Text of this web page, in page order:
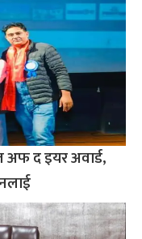
अफ द इयर अवार्ड,